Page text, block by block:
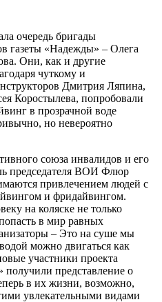
очередь бригады
газеты «Надежды» – Олега
Они, как и другие
чуткому и
Дмитрия Ляпина,
Коростылева, попробовали
в прозрачной воде
но невероятно
союза инвалидов и его
председателя ВОИ Флюр
привлечением людей с
и фридайвингом.
на коляске не только
в мир равных
– Это на суше мы
можно двигаться как
участники проекта
представление о
в их жизни, возможно,
увлекательными видами